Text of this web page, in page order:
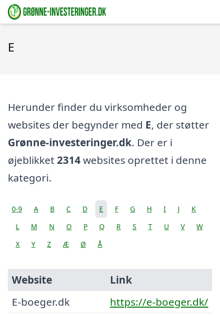
E
Herunder finder du virksomheder og
websites der begynder med E, der støtter
Grønne-investeringer.dk. Der er i
øjeblikket 2314websites oprettet i denne
kategori.
0-9 A B C D E F G H I J
K
L
M N O P Q R S T U V
W
X
Y Z Æ Ø Å
Website
Link
E-boeger.dk
https://e-boeger.dk/